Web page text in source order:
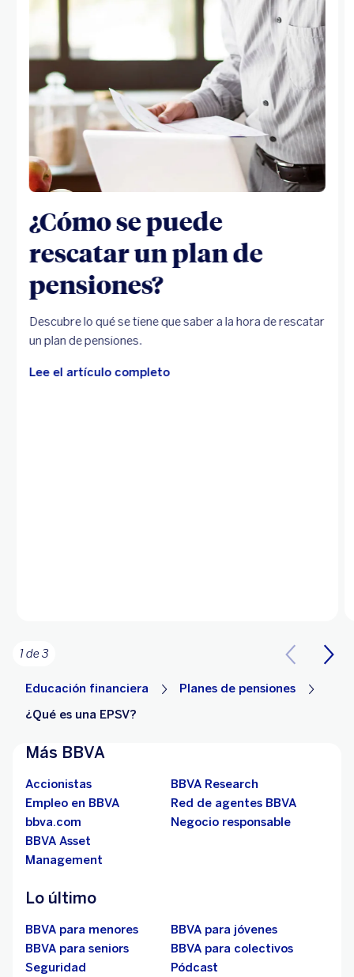
¿Cómo se puede
rescatar un plan de
pensiones?
Descubre lo qué se tiene que saber a la hora de rescatar
un plan de pensiones.
Lee el artículo completo
1 de 3
Educación financiera
Planes de pensiones
¿Qué es una EPSV?
Más BBVA
Accionistas
BBVA Research
Empleo en BBVA
Red de agentes BBVA
bbva.com
Negocio responsable
BBVA Asset
Management
Lo último
BBVA para menores
BBVA para jóvenes
BBVA para seniors
BBVA para colectivos
Seguridad
Pódcast